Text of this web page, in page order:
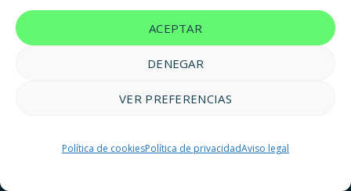
ACEPTAR
DENEGAR
VER PREFERENCIAS
Política de cookiesPolítica de privacidadAviso legal
de cookies|Accesibilidad